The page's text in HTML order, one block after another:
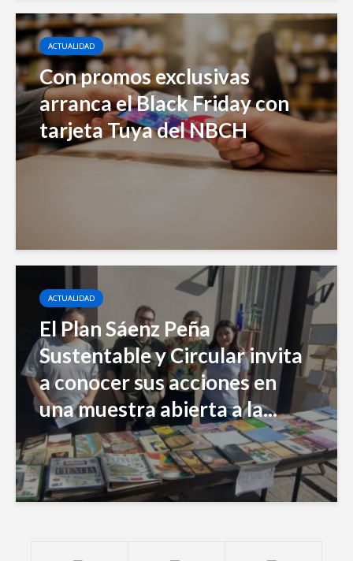
ACTUALIDAD
Con promos exclusivas
arranca el Black Friday con
tarjeta Tuya del NBCH
ACTUALIDAD
El Plan Sáenz Peña
Sustentable y Circular invita
a conocer sus acciones en
una muestra abierta a la...